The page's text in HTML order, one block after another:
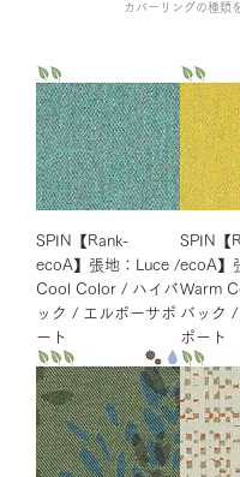
カバーリングの種類
SPIN【Rank-
ecoA】張地：Luce /
Cool Color / ハイバ
ック / エルボーサポ
ート
SPIN【
ecoA】
Warm
バック
ポート